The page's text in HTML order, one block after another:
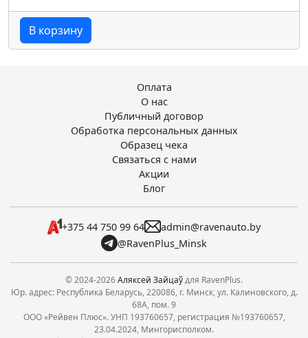
В корзину
Оплата
О нас
Публичный договор
Обработка персональных данных
Образец чека
Связаться с нами
Акции
Блог
+375 44 750 99 64
admin@ravenauto.by
@RavenPlus_Minsk
© 2024-2026Аляксей Зайцаўдля RavenPlus.
Юр. адрес: Республика Беларусь, 220086, г. Минск, ул. Калиновского, д.
68А, пом. 9
ООО «Рейвен Плюс». УНП 193760657, регистрация №193760657,
23.04.2024, Мингорисполком.